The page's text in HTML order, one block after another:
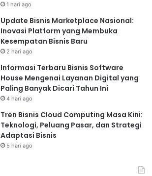
1 hari ago
Update Bisnis Marketplace Nasional:
Inovasi Platform yang Membuka
Kesempatan Bisnis Baru
2 hari ago
Informasi Terbaru Bisnis Software
House Mengenai Layanan Digital yang
Paling Banyak Dicari Tahun Ini
4 hari ago
Tren Bisnis Cloud Computing Masa Kini:
Teknologi, Peluang Pasar, dan Strategi
Adaptasi Bisnis
5 hari ago